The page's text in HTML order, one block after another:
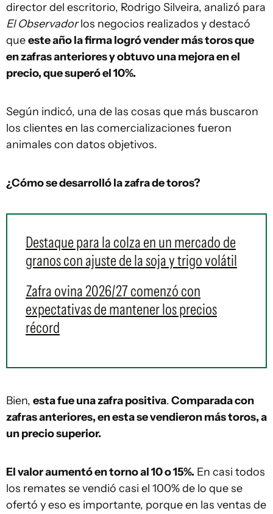
director del escritorio, Rodrigo Silveira, analizó para
El Observadorlos negocios realizados y destacó
queeste año la firma logró vender más toros que
en zafras anteriores y obtuvo una mejora en el
precio, que superó el 10%.
Según indicó, una de las cosas que más buscaron
los clientes en las comercializaciones fueron
animales con datos objetivos.
¿Cómo se desarrolló la zafra de toros?
Destaque para la colza en un mercado de
granos con ajuste de la soja y trigo volátil
Zafra ovina 2026/27 comenzó con
expectativas de mantener los precios
récord
Bien, esta fue una zafra positiva.Comparada con
zafras anteriores, en esta se vendieron más toros, a
un precio superior.
El valor aumentó en torno al 10 o 15%. En casi todos
los remates se vendió casi el 100% de lo que se
ofertó y eso es importante, porque en las ventas de